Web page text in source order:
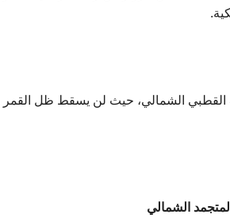
الشمالي، حيث لن يسقط ظل القمر
الشمالي